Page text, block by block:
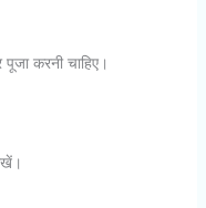
करनी चाहिए।